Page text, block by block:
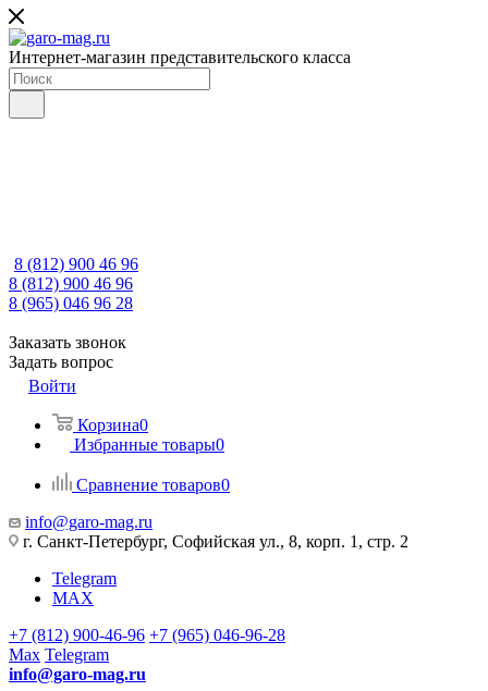
Интернет-магазин представительского класса
8 (812) 900 46 96
8 (812) 900 46 96
8 (965) 046 96 28
Заказать звонок
Задать вопрос
Войти
Корзина0
Избранные товары0
Сравнение товаров0
info@garo-mag.ru
г. Санкт-Петербург, Софийская ул., 8, корп. 1, стр. 2
Telegram
MAX
+7 (812) 900-46-96 +7 (965) 046-96-28
Max Telegram
info@garo-mag.ru